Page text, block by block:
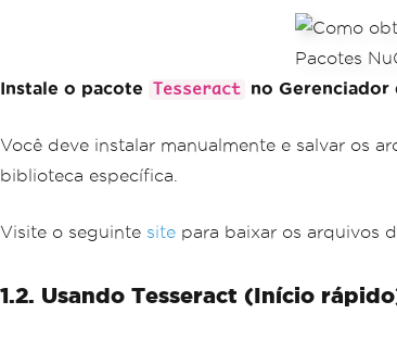
Instale o pacote Tesseract no Gerenciador
Você deve instalar manualmente e salvar os
biblioteca específica.
Visite o seguinte site para baixar os arquivos
1.2. Usando Tesseract (Início